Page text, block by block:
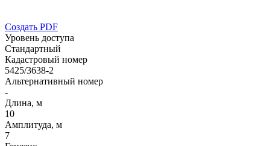
Создать PDF
Уровень доступа
Стандартный
Кадастровый номер
5425/3638-2
Альтернативный номер
-
Длина, м
10
Амплитуда, м
7